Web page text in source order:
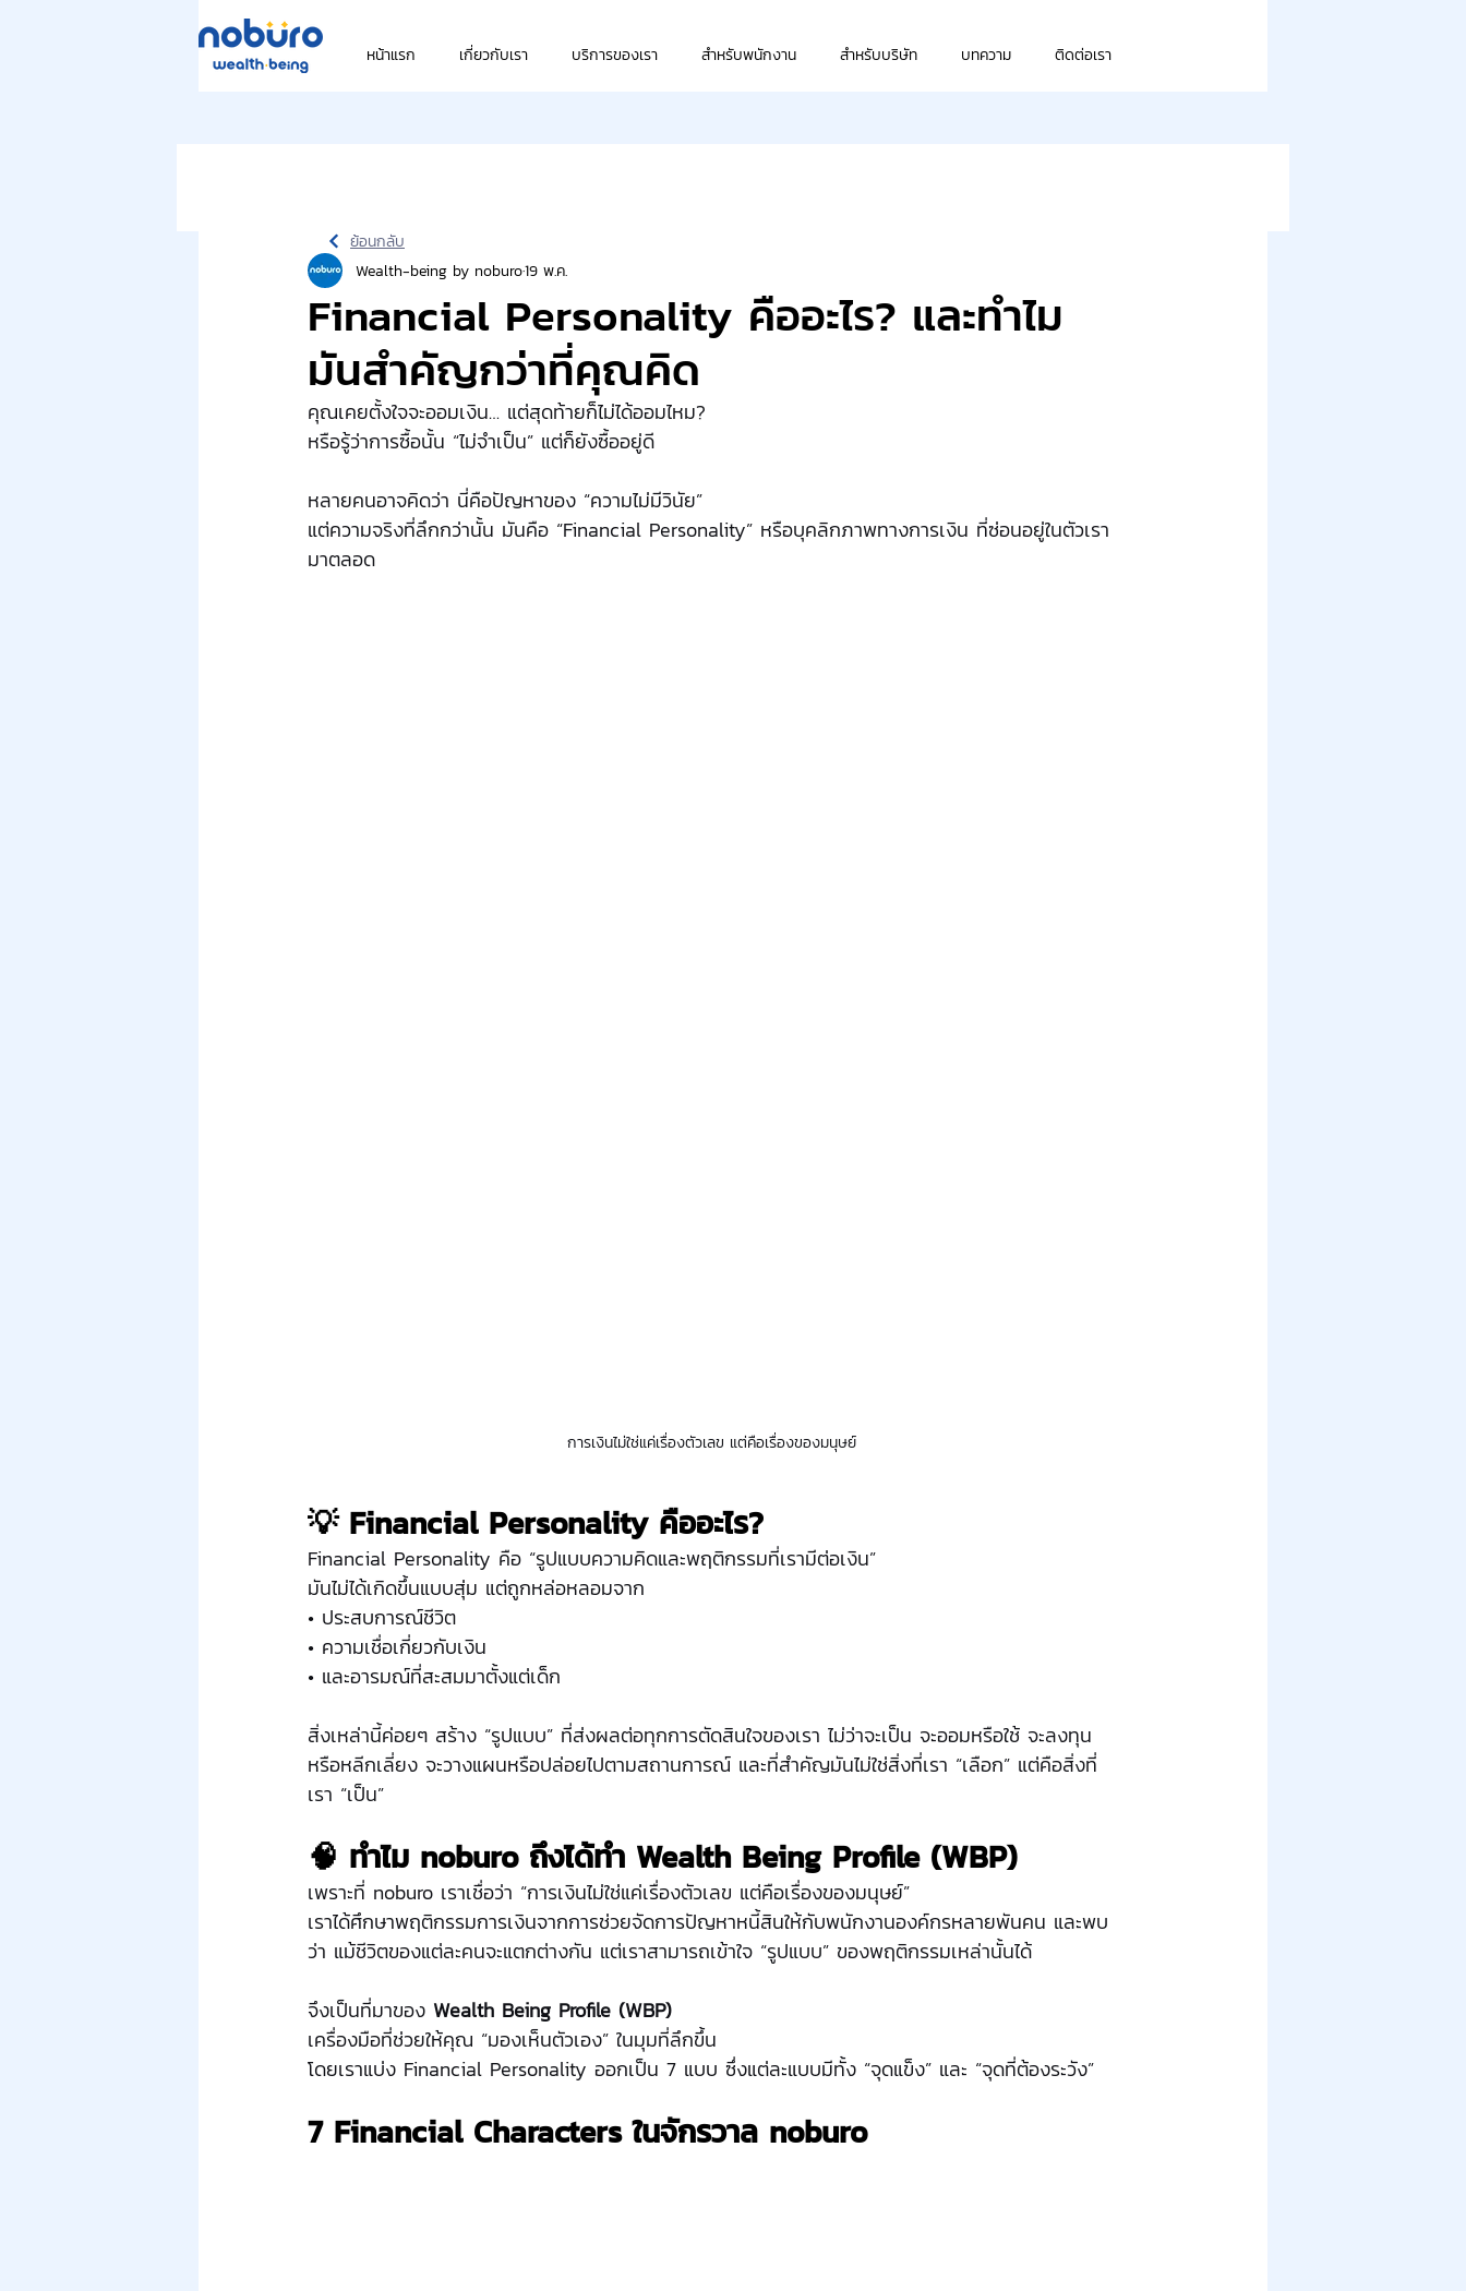
หน้าแรก เกี่ยวกับเรา บริการของเรา สำหรับพนักงาน สำหรับบริษัท บทความ ติดต่อเรา
Financial Personality คืออะไร? และทำไม
มันสำคัญกว่าที่คุณคิด
Wealth-being by noburo19 พ.ค.
คุณเคยตั้งใจจะออมเงิน… แต่สุดท้ายก็ไม่ได้ออมไหม?
หรือรู้ว่าการซื้อนั้น “ไม่จำเป็น” แต่ก็ยังซื้ออยู่ดี
หลายคนอาจคิดว่า นี่คือปัญหาของ “ความไม่มีวินัย”
แต่ความจริงที่ลึกกว่านั้น มันคือ “Financial Personality” หรือบุคลิกภาพทางการเงิน ที่ซ่อนอยู่ในตัวเรา
มาตลอด
การเงินไม่ใช่แค่เรื่องตัวเลข แต่คือเรื่องของมนุษย์
💡 Financial Personality คืออะไร?
Financial Personality คือ “รูปแบบความคิดและพฤติกรรมที่เรามีต่อเงิน”
มันไม่ได้เกิดขึ้นแบบสุ่ม แต่ถูกหล่อหลอมจาก
• ประสบการณ์ชีวิต
• ความเชื่อเกี่ยวกับเงิน
• และอารมณ์ที่สะสมมาตั้งแต่เด็ก
สิ่งเหล่านี้ค่อยๆ สร้าง “รูปแบบ” ที่ส่งผลต่อทุกการตัดสินใจของเรา ไม่ว่าจะเป็น จะออมหรือใช้ จะลงทุน
หรือหลีกเลี่ยง จะวางแผนหรือปล่อยไปตามสถานการณ์ และที่สำคัญมันไม่ใช่สิ่งที่เรา “เลือก” แต่คือสิ่งที่
เรา “เป็น”
🧠 ทำไม noburo ถึงได้ทำ Wealth Being Profile (WBP)
เพราะที่ noburo เราเชื่อว่า “การเงินไม่ใช่แค่เรื่องตัวเลข แต่คือเรื่องของมนุษย์”
เราได้ศึกษาพฤติกรรมการเงินจากการช่วยจัดการปัญหาหนี้สินให้กับพนักงานองค์กรหลายพันคน และพบ
ว่า แม้ชีวิตของแต่ละคนจะแตกต่างกัน แต่เราสามารถเข้าใจ “รูปแบบ” ของพฤติกรรมเหล่านั้นได้
จึงเป็นที่มาของ Wealth Being Profile (WBP)
เครื่องมือที่ช่วยให้คุณ “มองเห็นตัวเอง” ในมุมที่ลึกขึ้น
โดยเราแบ่ง Financial Personality ออกเป็น 7 แบบ ซึ่งแต่ละแบบมีทั้ง “จุดแข็ง” และ “จุดที่ต้องระวัง”
7 Financial Characters ในจักรวาล noburo
ย้อนกลับ